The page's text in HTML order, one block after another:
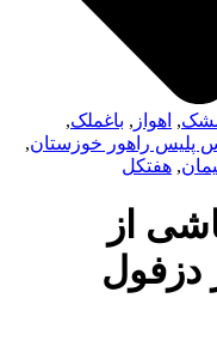
,اهواز,باغملک,
راهور خوزستان,
,هفتکل
از